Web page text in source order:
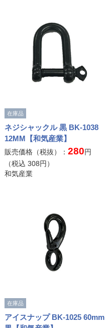
在庫品
ネジシャックル 黒 BK-1038
12MM【和気産業】
販売価格（税抜）： 280円
（税込 308円）
和気産業
在庫品
アイスナップ BK-1025 60mm